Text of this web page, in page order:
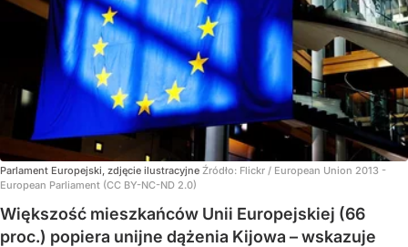
Parlament Europejski, zdjęcie ilustracyjne Źródło: Flickr / European Union 2013 -
European Parliament (CC BY-NC-ND 2.0)
Większość mieszkańców Unii Europejskiej (66
proc.) popiera unijne dążenia Kijowa – wskazuje